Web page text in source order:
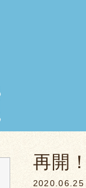
再開
2020.06.25